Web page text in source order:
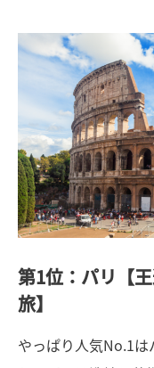
第1位：パリ【
旅】
やっぱり人気No.1